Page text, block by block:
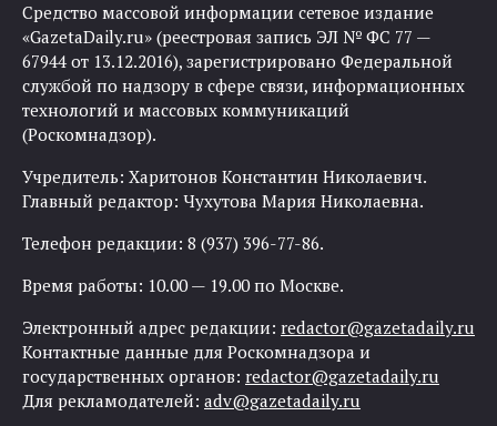
Средство массовой информации сетевое издание
«GazetaDaily.ru» (реестровая запись ЭЛ № ФС 77 —
67944 от 13.12.2016), зарегистрировано Федеральной
службой по надзору в сфере связи, информационных
технологий и массовых коммуникаций
(Роскомнадзор).
Учредитель: Харитонов Константин Николаевич.
Главный редактор: Чухутова Мария Николаевна.
Телефон редакции: 8 (937) 396-77-86.
Время работы: 10.00 — 19.00 по Москве.
Электронный адрес редакции: redactor@gazetadaily.ru
Контактные данные для Роскомнадзора и
государственных органов: redactor@gazetadaily.ru
Для рекламодателей: adv@gazetadaily.ru